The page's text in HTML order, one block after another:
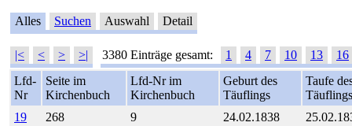
Alles Suchen Auswahl Detail
|< < > >| 3380 Einträge gesamt: 1 4 7 10 13
16
Lfd-
Nr
Seite im
Kirchenbuch
Lfd-Nr im
Kirchenbuch
Geburt des
Täuflings
Taufe
Täuflings
19
268 9 24.02.1838